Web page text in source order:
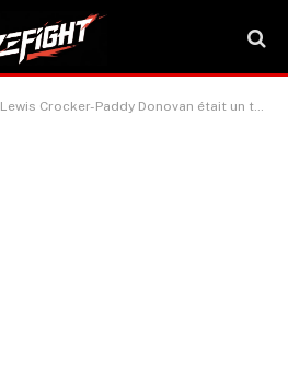
Lewis Crocker-Paddy Donovan était un thriller irlandais avec des rebondissements mais sans gagnant.